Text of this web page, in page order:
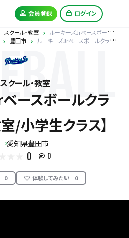
会員登録 ログイン
スクール・教室
ルーキーズJrベースボールクラブ【豊田南教室/小学生クラス】
豊田市 ルーキーズJrベースボールクラブ【豊田南教室/小学生クラス】
クール・教室
ースボールクラ
/小学生クラス】
愛知県豊田市
0 0
0 体験してみたい 0